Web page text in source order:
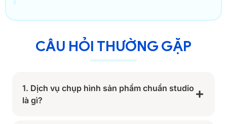
CÂU HỎI THƯỜNG GẶP
1. Dịch vụ chụp hình sản phẩm chuẩn studio
là gì?